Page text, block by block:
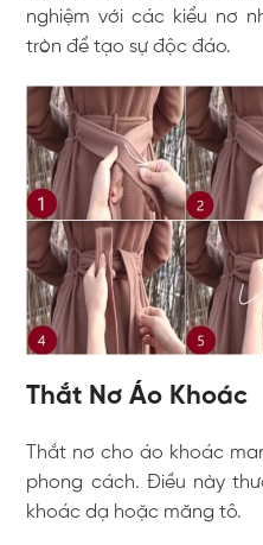
nghiệm với các kiểu nơ
tròn để tạo sự độc đáo.
Thắt Nơ Áo Khoác
Thắt nơ cho áo khoác
phong cách. Điều này
khoác dạ hoặc măng tô.